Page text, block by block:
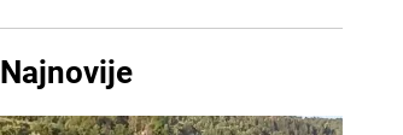
Najnovije